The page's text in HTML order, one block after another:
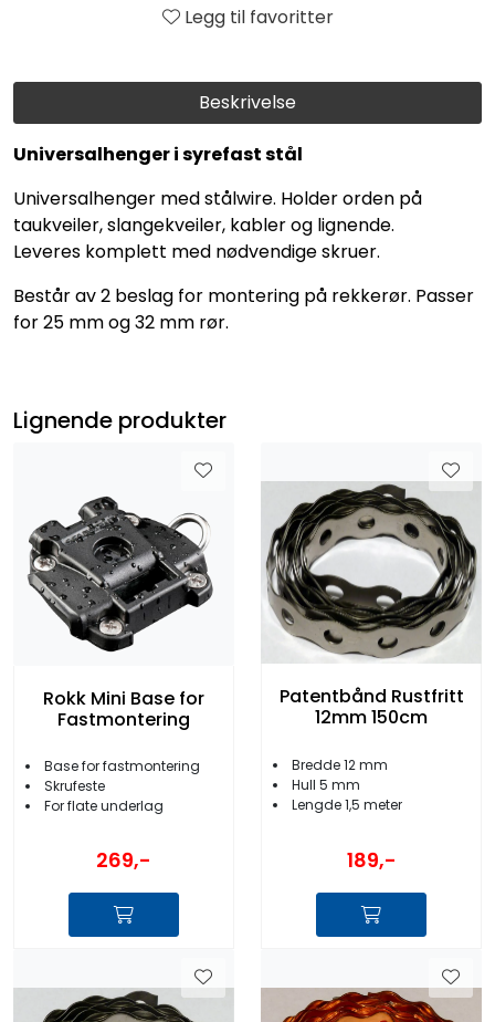
Beskrivelse
Universalhenger i syrefast stål
Universalhenger med stålwire. Holder orden på
taukveiler, slangekveiler, kabler og lignende.
Leveres komplett med nødvendige skruer.
Består av 2 beslag for montering på rekkerør. Passer
for 25 mm og 32 mm rør.
Legg til favoritter
Lignende produkter
Rokk Mini Base for
Fastmontering
Base for fastmontering
Skrufeste
For flate underlag
269,-
Patentbånd Rustfritt
12mm 150cm
Bredde 12 mm
Hull 5 mm
Lengde 1,5 meter
189,-